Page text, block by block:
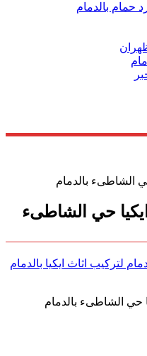
حمام بالدمام
الشاطىء بالدمام
حي الشاطىء
لتركيب اثاث ايكيا بالدمام